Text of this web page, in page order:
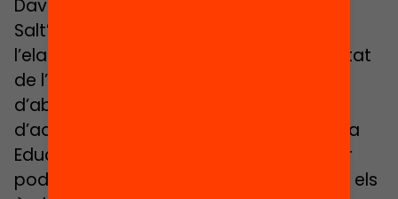
Davant d’aquesta situació, el 2017
Salt’Educa va demanar a l’Ajuntament
l’elaboració d’una diagnosi en profunditat
de l’estat de l’educació a Salt per tal
d’abordar-la totalment i, a partir
d’aquesta anàlisi, poder dissenyar un Pla
Educatiu de Ciutat (PEC) prou ampli per
poder-hi incorporar actuacions en tots els